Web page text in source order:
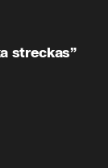
streckas”